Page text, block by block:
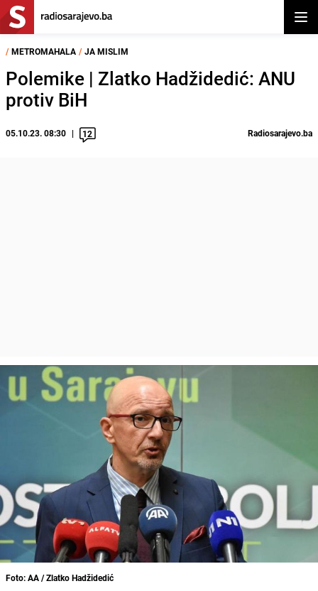
/ METROMAHALA / JA MISLIM
Polemike | Zlatko Hadžidedić: ANU
protiv BiH
05.10.23. 08:30 12 Radiosarajevo.ba
Foto: AA / Zlatko Hadžidedić